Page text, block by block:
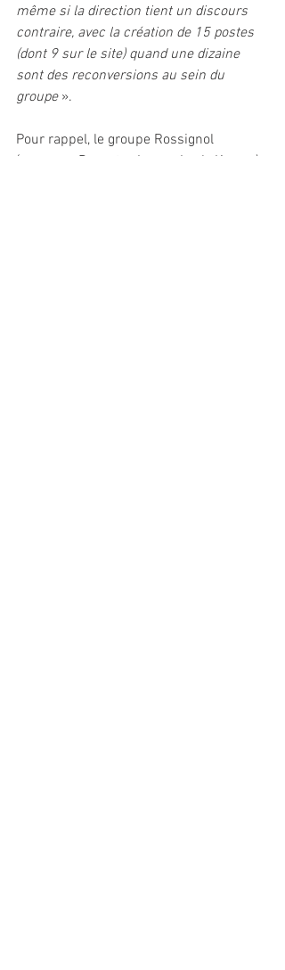
même si la direction tient un discours
contraire, avec la création de 15 postes
(dont 9 sur le site) quand une dizaine
sont des reconversions au sein du
groupe ».
Pour rappel, le groupe Rossignol
(marques Dynastar, Lange, Look, Kerma)